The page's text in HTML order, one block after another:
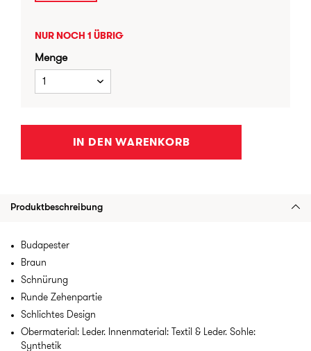
NUR NOCH 1 ÜBRIG
Menge
1
IN DEN WARENKORB
Produktbeschreibung
Budapester
Braun
Schnürung
Runde Zehenpartie
Schlichtes Design
Obermaterial: Leder. Innenmaterial: Textil & Leder. Sohle:
Synthetik